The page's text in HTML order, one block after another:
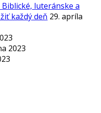
luteránske a
každý deň 29. apríla
2023